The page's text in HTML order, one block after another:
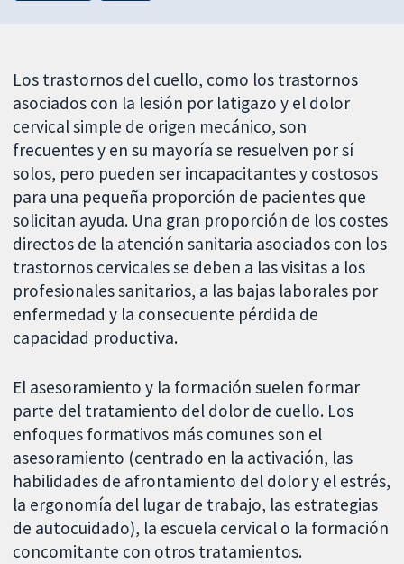
Los trastornos del cuello, como los trastornos
asociados con la lesión por latigazo y el dolor
cervical simple de origen mecánico, son
frecuentes y en su mayoría se resuelven por sí
solos, pero pueden ser incapacitantes y costosos
para una pequeña proporción de pacientes que
solicitan ayuda. Una gran proporción de los costes
directos de la atención sanitaria asociados con los
trastornos cervicales se deben a las visitas a los
profesionales sanitarios, a las bajas laborales por
enfermedad y la consecuente pérdida de
capacidad productiva.
El asesoramiento y la formación suelen formar
parte del tratamiento del dolor de cuello. Los
enfoques formativos más comunes son el
asesoramiento (centrado en la activación, las
habilidades de afrontamiento del dolor y el estrés,
la ergonomía del lugar de trabajo, las estrategias
de autocuidado), la escuela cervical o la formación
concomitante con otros tratamientos.